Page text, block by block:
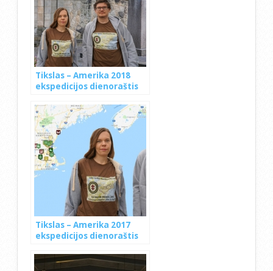
Tikslas – Amerika 2018
ekspedicijos dienoraštis
Tikslas – Amerika 2017
ekspedicijos dienoraštis